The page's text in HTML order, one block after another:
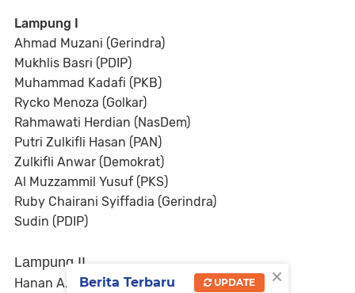
Lampung I
Ahmad Muzani (Gerindra)
Mukhlis Basri (PDIP)
Muhammad Kadafi (PKB)
Rycko Menoza (Golkar)
Rahmawati Herdian (NasDem)
Putri Zulkifli Hasan (PAN)
Zulkifli Anwar (Demokrat)
Al Muzzammil Yusuf (PKS)
Ruby Chairani Syiffadia (Gerindra)
Sudin (PDIP)
Lampung II
Hanan A. Rozak (Golkar)
×
Berita Terbaru UPDATE